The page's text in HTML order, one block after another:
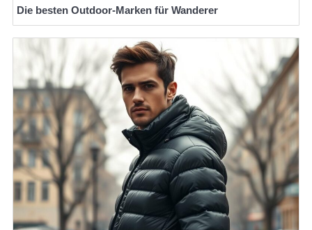
Die besten Outdoor-Marken für Wanderer